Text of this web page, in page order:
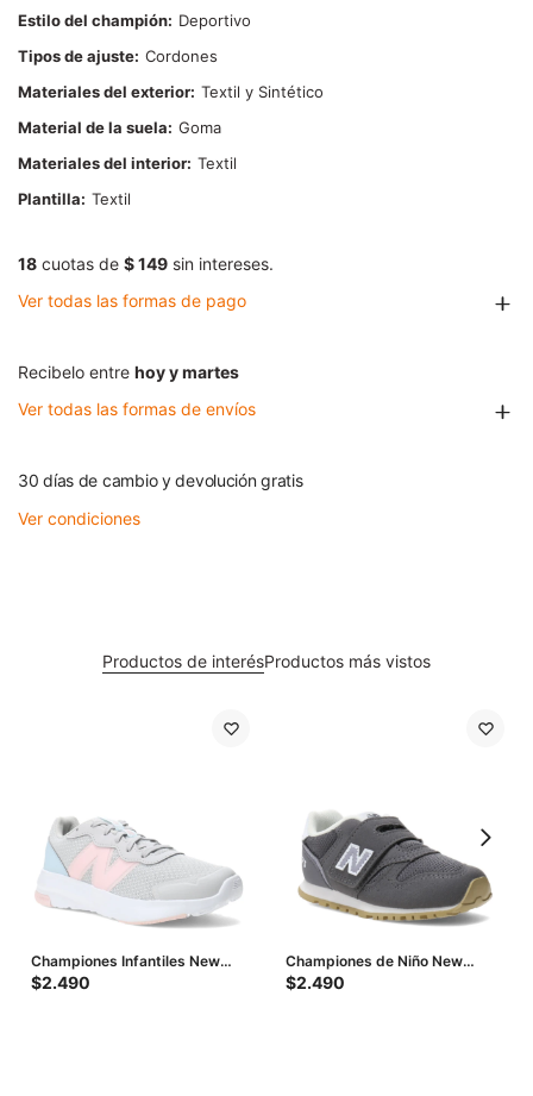
Estilo del champión
Deportivo
Tipos de ajuste Cordones
Materiales del exterior Textil y Sintético
Material de la suela
Goma
Materiales del interior Textil
Plantilla
Textil
18 cuotas de $ 149 sin intereses.
Ver todas las formas de pago
Recibelo entre hoy y martes
Ver todas las formas de envíos
30 días de cambio y devolución gratis
Ver condiciones
Productos de interésProductos más vistos
Championes Infantiles New
Balance Perfomance - Gris -
$2.490
Championes de Niño New
Balance 373 Infant - Gris
$2.490